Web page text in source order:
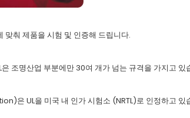
맞춰 제품을 시험 및 인증해 드립니다.
조명산업 부분에만 30여 개가 넘는 규격을 가지고 있
UL을 미국 내 인가 시험소 (NRTL)로 인정하고 있